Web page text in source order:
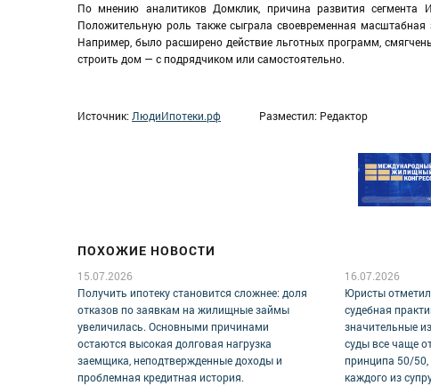
По мнению аналитиков Домклик, причина развития
Положительную роль также сыграла своевременная
Например, было расширено действие льготных программ,
строить дом — с подрядчиком или самостоятельно.
Источник: ЛюдиИпотеки.рф Разместил: Редактор
ПОХОЖИЕ НОВОСТИ
15.07.2026
Получить ипотеку становится сложнее: доля
отказов по заявкам на жилищные займы
увеличилась. Основными причинами
остаются высокая долговая нагрузка
заемщика, неподтвержденные доходы и
проблемная кредитная история.
16.07.2026
Юристы
судебная
значительные
суды все чаще
принципа 50/
каждого из